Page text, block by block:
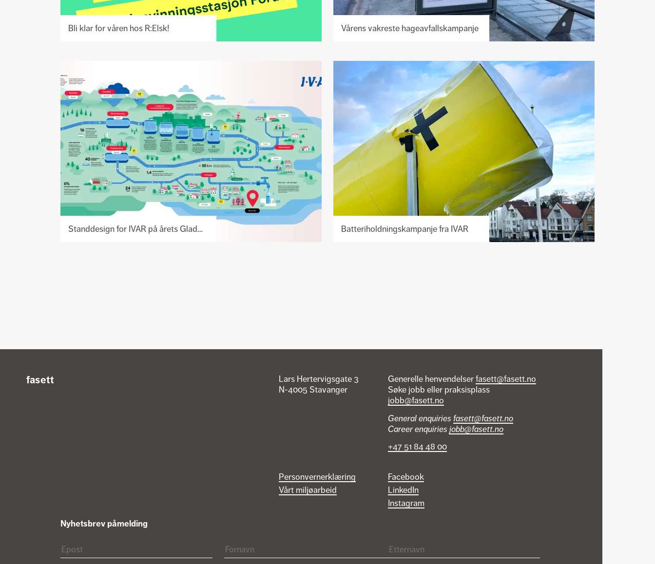
Bli klar for våren hos R:Elsk!
Vårens vakreste hageavfallskampanje
Standdesign for IVAR på årets Gladmat!
Batteriholdningskampanje fra IVAR
fasett
Nyhetsbrev påmelding
Epost Fornavn Etternavn
Lars Hertervigsgate 3
N-4005 Stavanger
Generelle henvendelserfasett@fasett.no
Søke jobb eller praksisplass
jobb@fasett.no
General enquiries fasett@fasett.no
Career enquiriesjobb@fasett.no
+47 51 84 48 00
Personvernerklæring
Vårt miljøarbeid
Facebook
LinkedIn
Instagram